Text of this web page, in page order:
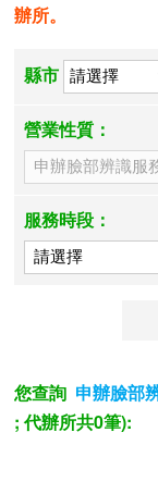
辦所。
縣市
營業性質：
服務時段：
您查詢 申辦臉部
; 代辦所共0筆):